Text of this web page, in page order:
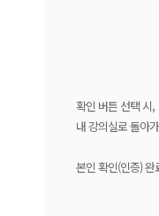
확인 버튼 선택 시,
내 강의실로 돌아
본인 확인(인증)